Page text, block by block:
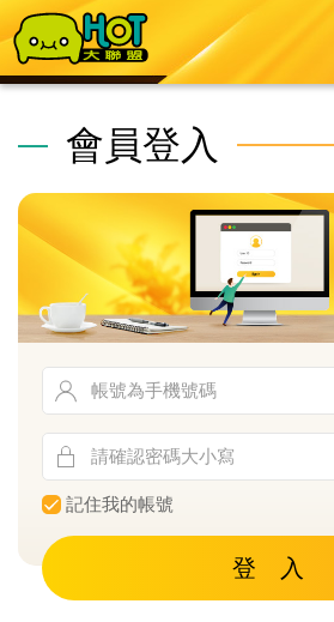
會員登入
記住我的帳號
登 入